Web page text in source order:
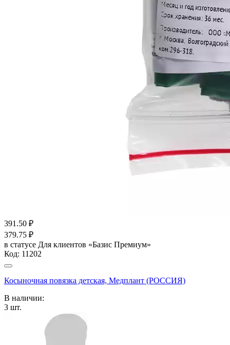
391.50 ₽
379.75 ₽
в статусе Для клиентов «Базис Премиум»
Код: 11202
Косыночная повязка детская, Медплант (РОССИЯ)
В наличии:
3 шт.